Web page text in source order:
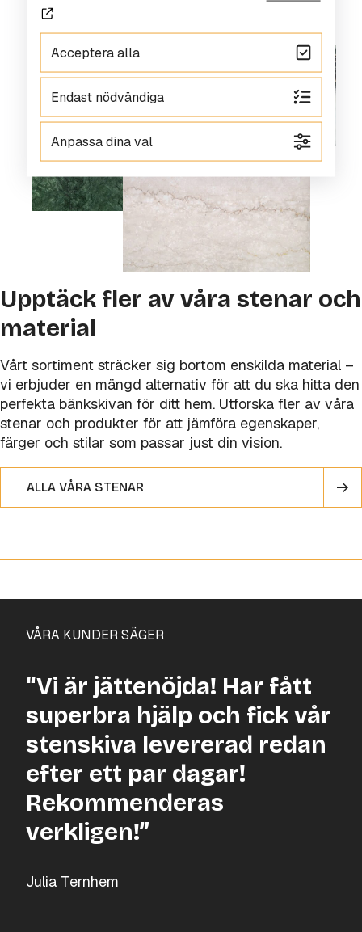
Upptäck fler av våra stenar och
material
Vårt sortiment sträcker sig bortom enskilda material –
vi erbjuder en mängd alternativ för att du ska hitta den
perfekta bänkskivan för ditt hem. Utforska fler av våra
stenar och produkter för att jämföra egenskaper,
färger och stilar som passar just din vision.
ALLA VÅRA STENAR
VÅRA KUNDER SÄGER
“Vi är jättenöjda! Har fått
superbra hjälp och fick vår
stenskiva levererad redan
efter ett par dagar!
Rekommenderas
verkligen!”
Julia Ternhem
Acceptera alla
Endast nödvändiga
Anpassa dina val